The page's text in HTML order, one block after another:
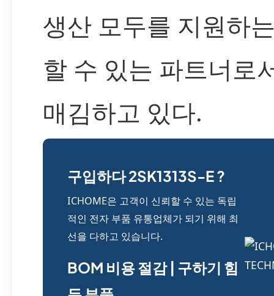
생산 모두를 지원하
할 수 있는 파트너로
매김하고 있다.
구입하다 2SK1313S-E ?
ICHOME은 고객이 신뢰할 수 있는 독립
적인 전자 부품 유통업체가 되기 위해 최
선을 다하고 있습니다.
BOM 비용 절감 | 구하기 힘